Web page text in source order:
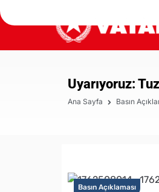
Uyarıyoruz:
Ana Sayfa Basın
Basın Açıklaması